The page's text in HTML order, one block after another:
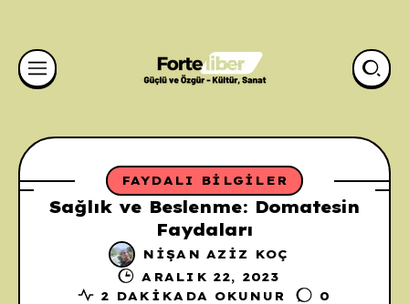
FAYDALI BILGILER
Sağlık ve Beslenme: Domatesin
Faydaları
NIŞAN AZIZ KOÇ
ARALIK 22, 2023
2 DAKIKADA OKUNUR
0